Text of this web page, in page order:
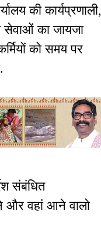
की कार्यप्रणाली,
का जायजा
को समय पर
संबंधित
और वहां आने वालो